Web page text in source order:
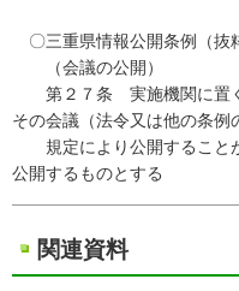
〇三重県情報公開条例（抜
（会議の公開）
第２７条 実施機関に置く
その会議（法令又は他の条例
規定により公開すること
公開するものとする
関連資料